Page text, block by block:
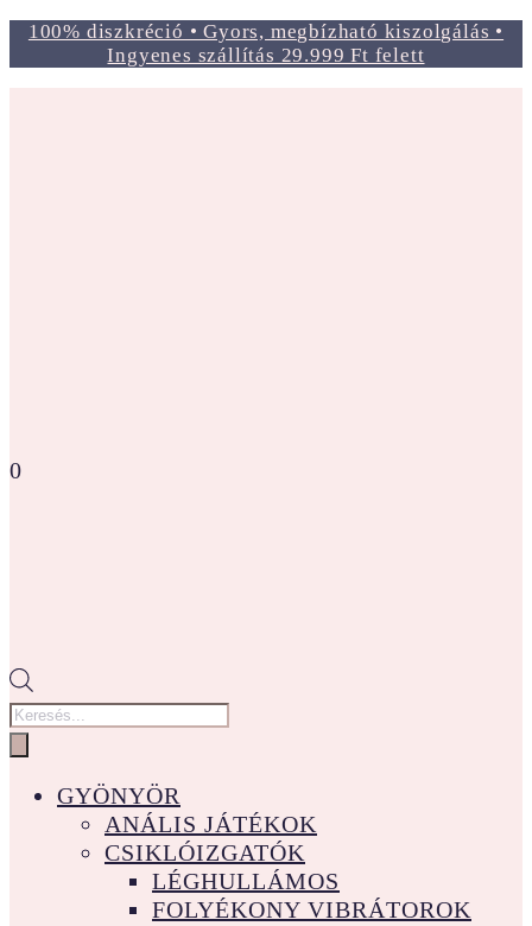
100% diszkréció • Gyors, megbízható kiszolgálás •
Ingyenes szállítás 29.999 Ft felett
0
Products
search
GYÖNYÖR
ANÁLIS JÁTÉKOK
CSIKLÓIZGATÓK
LÉGHULLÁMOS
FOLYÉKONY VIBRÁTOROK